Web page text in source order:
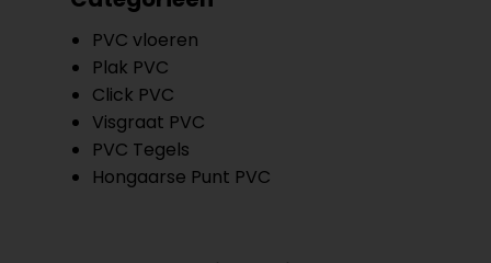
PVC vloeren
Plak PVC
Click PVC
Visgraat PVC
PVC Tegels
Hongaarse Punt PVC